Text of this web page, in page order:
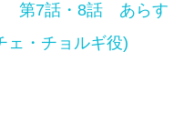
第7話・8話 あらす
・チョルギ役)